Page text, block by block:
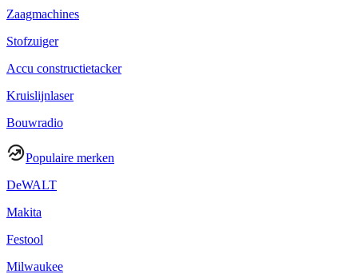
Zaagmachines
Stofzuiger
Accu constructietacker
Kruislijnlaser
Bouwradio
Populaire merken
DeWALT
Makita
Festool
Milwaukee